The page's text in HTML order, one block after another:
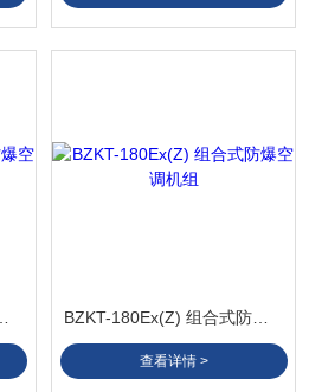
查看详情 >